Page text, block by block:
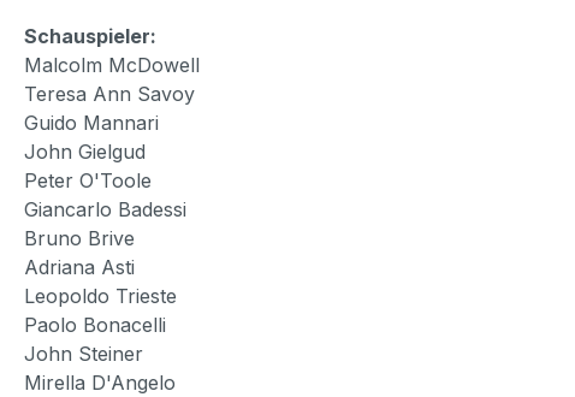
Schauspieler:
Malcolm McDowell
Teresa Ann Savoy
Guido Mannari
John Gielgud
Peter O'Toole
Giancarlo Badessi
Bruno Brive
Adriana Asti
Leopoldo Trieste
Paolo Bonacelli
John Steiner
Mirella D'Angelo